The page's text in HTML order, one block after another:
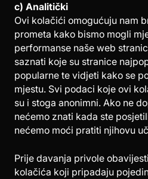
c) Analitički
Ovi kolačići omogućuju nam
prometa kako bismo mogli
performanse naše web
saznati koje su stranice
popularne te vidjeti kako se
mjestu. Svi podaci koje ovi
su i stoga anonimni. Ako ne
nećemo znati kada ste
nećemo moći pratiti njihovu
Prije davanja privole
kolačića koji pripadaju